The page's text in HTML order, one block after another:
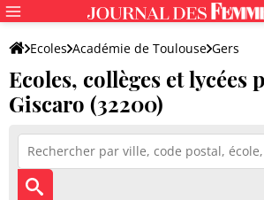
Ecoles Académie de Toulouse Gers
Ecoles, collèges et lycées
Giscaro (32200)